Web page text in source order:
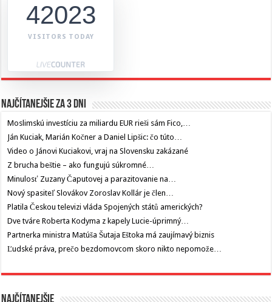
42023
VISITORS TODAY
Najčítanejšie za 3 dni
Moslimskú investíciu za miliardu EUR rieši sám Fico,…
Ján Kuciak, Marián Kočner a Daniel Lipšic: čo túto…
Video o Jánovi Kuciakovi, vraj na Slovensku zakázané
Z brucha beštie – ako fungujú súkromné…
Minulosť Zuzany Čaputovej a parazitovanie na…
Nový spasiteľ Slovákov Zoroslav Kollár je člen…
Platila Českou televizi vláda Spojených států amerických?
Dve tváre Roberta Kodyma z kapely Lucie-úprimný…
Partnerka ministra Matúša Šutaja Eštoka má zaujímavý biznis
Ľudské práva, prečo bezdomovcom skoro nikto nepomože…